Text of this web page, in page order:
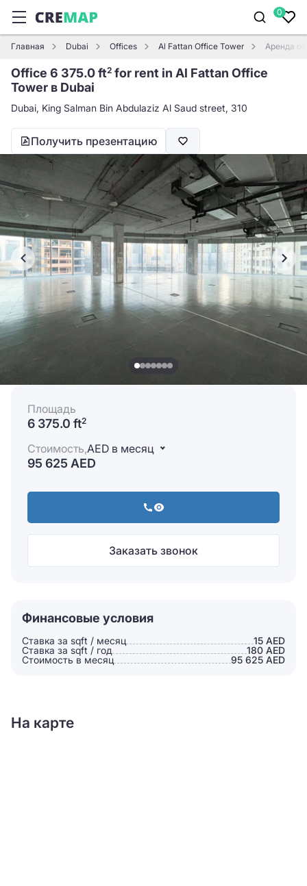
0
Главная Dubai Offices Al Fattan Office Tower Аренда
Office 6 375.0 ft2 for rent in Al Fattan Office
Tower в Dubai
Dubai, King Salman Bin Abdulaziz Al Saud street, 310
Получить презентацию
Площадь
6 375.0 ft2
Стоимость,AED в месяц
95 625 AED
Заказать звонок
Финансовые условия
Ставка за sqft / месяц
15 AED
Ставка за sqft / год
180 AED
Стоимость в месяц
95 625 AED
На карте